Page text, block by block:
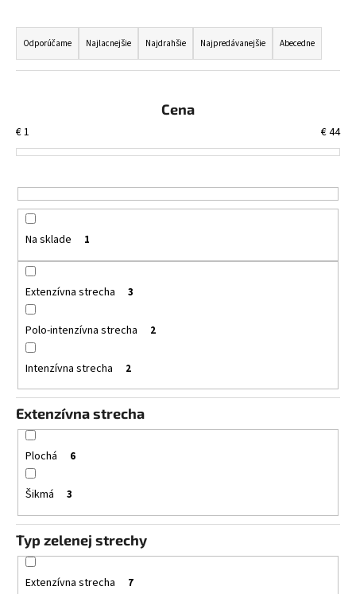
R
a
d
i
e
r
o
d
o
v
Odporúčame Najlacnejšie Najdrahšie Najpredávanejšie Abecedne
Cena
€1 €44
Na sklade 1
Extenzívna strecha 3
Polo-intenzívna strecha 2
Intenzívna strecha 2
Extenzívna strecha
Plochá 6
Šikmá 3
Typ zelenej strechy
Extenzívna strecha 7
KOBEREC
PRE
PLOCHÉ
STRECHY
M
€28,20